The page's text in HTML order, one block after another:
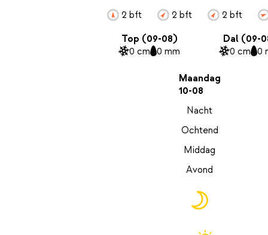
2 bft 2 bft 2 bft
Top (09-08)
0 cm 0 mm
Dal (09-
0 cm 0
Maandag
10-08
Nacht
Ochtend
Middag
Avond